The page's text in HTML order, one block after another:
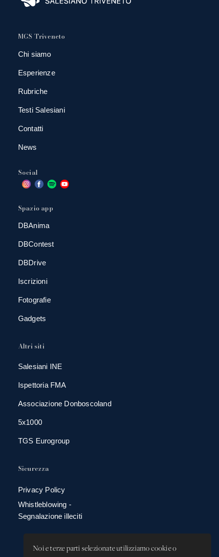
Noi e terze parti selezionate utilizziamo cookie o
MGS Triveneto
Chi siamo
Esperienze
Rubriche
Testi Salesiani
Contatti
News
Social
Spazio app
DBAnima
DBContest
DBDrive
Iscrizioni
Fotografie
Gadgets
Altri siti
Salesiani INE
Ispettoria FMA
Associazione Donboscoland
5x1000
TGS Eurogroup
Sicurezza
Privacy Policy
Whistleblowing -
Segnalazione illeciti